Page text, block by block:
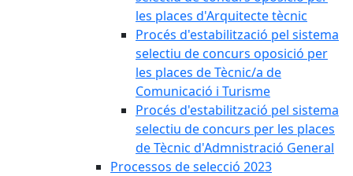
les places d'Arquitecte tècnic
Procés d'estabilització pel sistema
selectiu de concurs oposició per
les places de Tècnic/a de
Comunicació i Turisme
Procés d'estabilització pel sistema
selectiu de concurs per les places
de Tècnic d'Admnistració General
Processos de selecció 2023